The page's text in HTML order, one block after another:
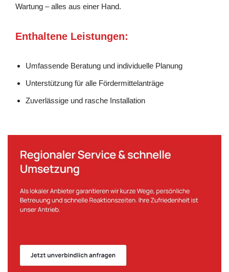
Wartung – alles aus einer Hand.
Enthaltene Leistungen:
Umfassende Beratung und individuelle Planung
Unterstützung für alle Fördermittelanträge
Zuverlässige und rasche Installation